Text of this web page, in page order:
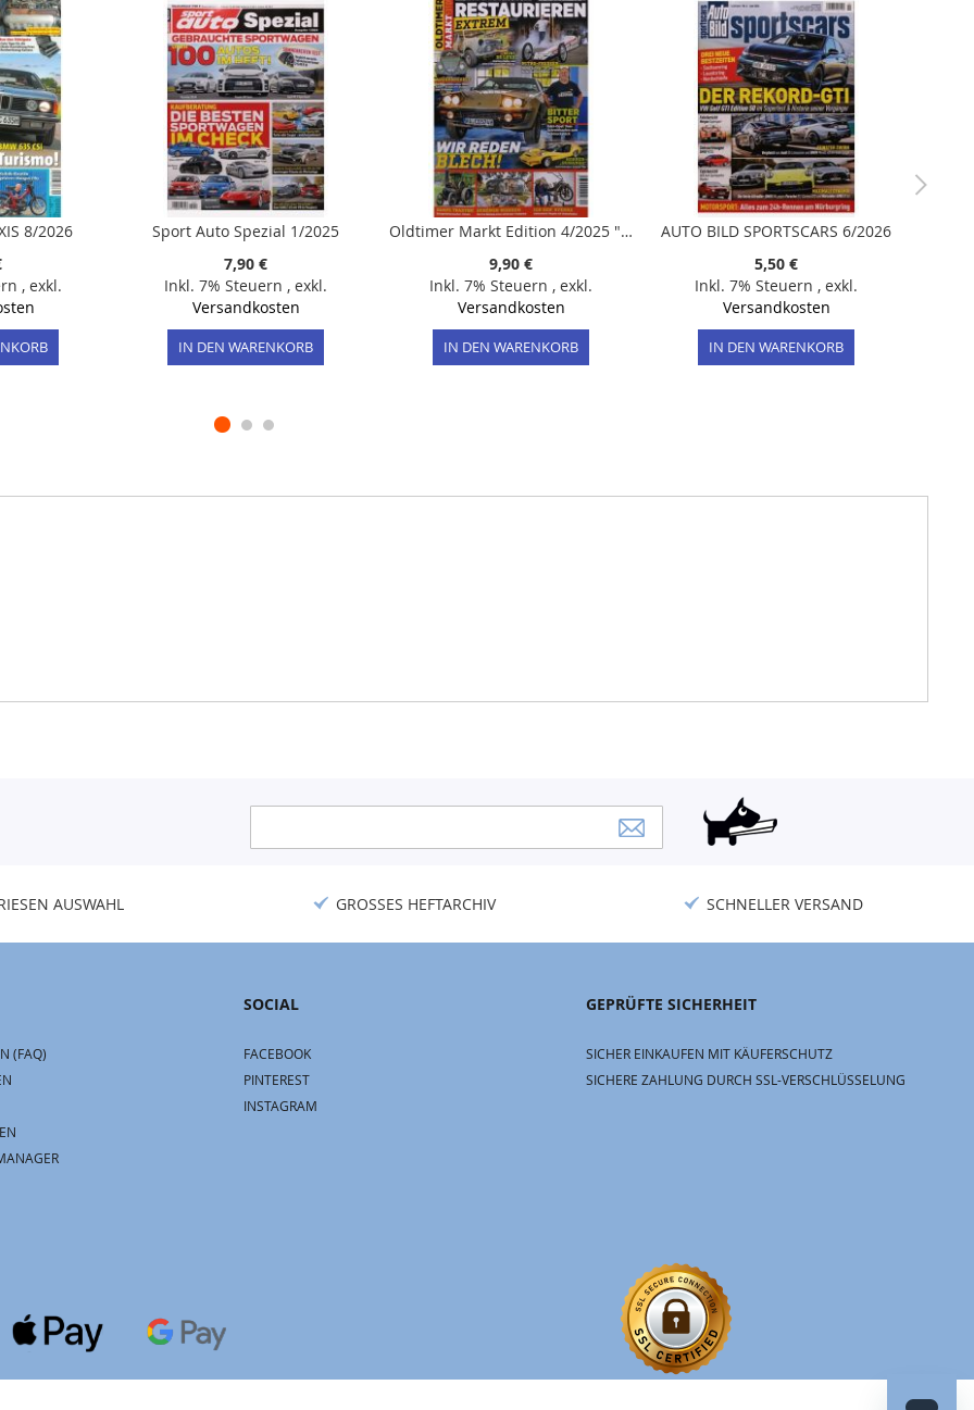
8/2026
, exkl.
Sport Auto Spezial 1/2025
7,90 €
Inkl. 7% Steuern , exkl.
Versandkosten
IN DEN WARENKORB
Oldtimer Markt Edition 4/2025 "Restaurieren Extrem"
9,90 €
Inkl. 7% Steuern , exkl.
Versandkosten
IN DEN WARENKORB
AUTO BILD SPORTSCARS 6/2026
5,50 €
Inkl. 7% Steuern , exkl.
Versandkosten
IN DEN WARENKORB
Newsletter:
AUSWAHL GROSSES HEFTARCHIV SCHNELLER VERSAND
(FAQ)
SOCIAL
FACEBOOK
PINTEREST
INSTAGRAM
GEPRÜFTE SICHERHEIT
SICHER EINKAUFEN MIT KÄUFERSCHUTZ
SICHERE ZAHLUNG DURCH SSL-VERSCHLÜSSELUNG